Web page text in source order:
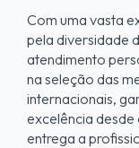
Com uma vasta
pela diversidade
atendimento
na seleção das
internacionais,
excelência
entrega a